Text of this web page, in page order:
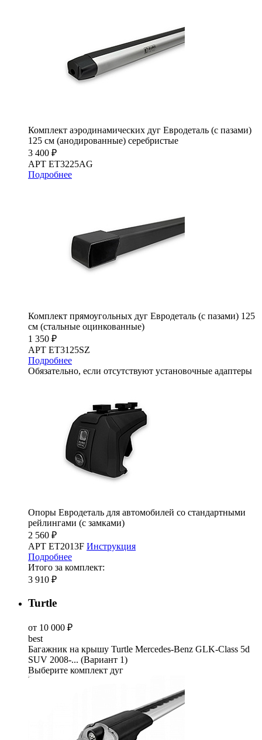
Комплект аэродинамических дуг Евродеталь (с пазами)
125 см (анодированные) серебристые
3 400 ₽
АРТ ET3225AG
Подробнее
Комплект прямоугольных дуг Евродеталь (с пазами) 125
см (стальные оцинкованные)
1 350 ₽
АРТ ET3125SZ
Подробнее
Обязательно, если отсутствуют установочные адаптеры
Опоры Евродеталь для автомобилей со стандартными
рейлингами (с замками)
2 560 ₽
АРТ ET2013F Инструкция
Подробнее
Итого за комплект:
3 910 ₽
Turtle
от 10 000 ₽
best
Багажник на крышу Turtle Mercedes-Benz GLK-Class 5d
SUV 2008-... (Вариант 1)
Выберите комплект дуг